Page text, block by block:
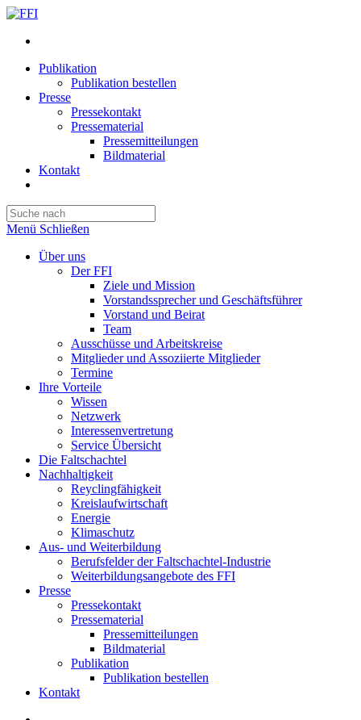
Publikation
Publikation bestellen
Presse
Pressekontakt
Pressematerial
Pressemitteilungen
Bildmaterial
Kontakt
umschalten
Escape
search
panel.
Menü Schließen
Über uns
Der FFI
Ziele und Mission
Vorstandssprecher und Geschäftsführer
Vorstand und Beirat
Team
Ausschüsse und Arbeitskreise
Mitglieder und Assoziierte Mitglieder
Termine
Ihre Vorteile
Wissen
Netzwerk
Interessenvertretung
Service Übersicht
Die Faltschachtel
Nachhaltigkeit
Reyclingfähigkeit
Kreislaufwirtschaft
Energie
Klimaschutz
Aus- und Weiterbildung
Berufsfelder der Faltschachtel-Industrie
Weiterbildungsangebote des FFI
Presse
Pressekontakt
Pressematerial
Pressemitteilungen
Bildmaterial
Publikation
Publikation bestellen
Kontakt